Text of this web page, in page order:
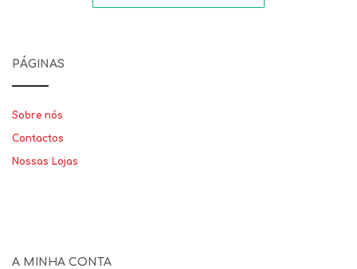
PÁGINAS
Sobre nós
Contactos
Nossas Lojas
A MINHA CONTA